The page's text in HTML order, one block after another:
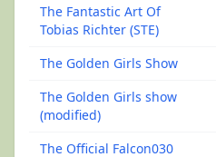
The Fantastic Art Of
Tobias Richter (STE)
The Golden Girls Show
The Golden Girls show
(modified)
The Official Falcon030